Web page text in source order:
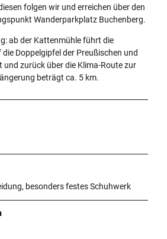
folgen wir und erreichen über den
Wanderparkplatz Buchenberg.
ab der Kattenmühle führt die
Doppelgipfel der Preußischen und
und zurück über die Klima-Route zur
beträgt ca. 5 km.
besonders festes Schuhwerk